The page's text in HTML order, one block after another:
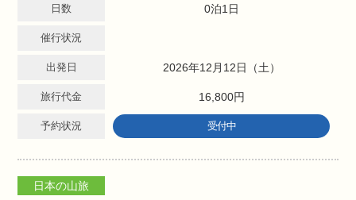
日数 0泊1日
催行状況
出発日 2026年12月12日（土）
旅行代金 16,800円
予約状況 受付中
日本の山旅